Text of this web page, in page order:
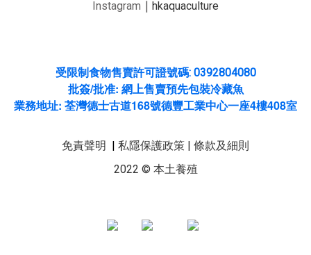
Instagram ｜ hkaquaculture
受限制食物售賣許可證號碼: 0392804080
批簽/批准: 網上售賣預先包裝冷藏魚
業務地址: 荃灣德士古道168號德豐工業中心一座4樓408室
免責聲明 | 私隱保護政策 | 條款及細則
2022 © 本土養殖